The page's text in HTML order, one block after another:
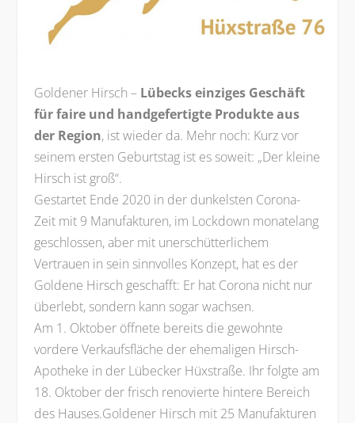
Goldener Hirsch – Lübecks einziges Geschäft
für faire und handgefertigte Produkte aus
der Region, ist wieder da. Mehr noch: Kurz vor
seinem ersten Geburtstag ist es soweit: „Der kleine
Hirsch ist groß“.
Gestartet Ende 2020 in der dunkelsten Corona-
Zeit mit 9 Manufakturen, im Lockdown monatelang
geschlossen, aber mit unerschütterlichem
Vertrauen in sein sinnvolles Konzept, hat es der
Goldene Hirsch geschafft: Er hat Corona nicht nur
überlebt, sondern kann sogar wachsen.
Am 1. Oktober öffnete bereits die gewohnte
vordere Verkaufsfläche der ehemaligen Hirsch-
Apotheke in der Lübecker Hüxstraße. Ihr folgte am
18. Oktober der frisch renovierte hintere Bereich
des Hauses.Goldener Hirsch mit 25 Manufakturen